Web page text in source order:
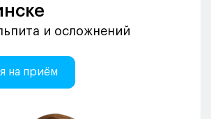
и осложнений
на приём